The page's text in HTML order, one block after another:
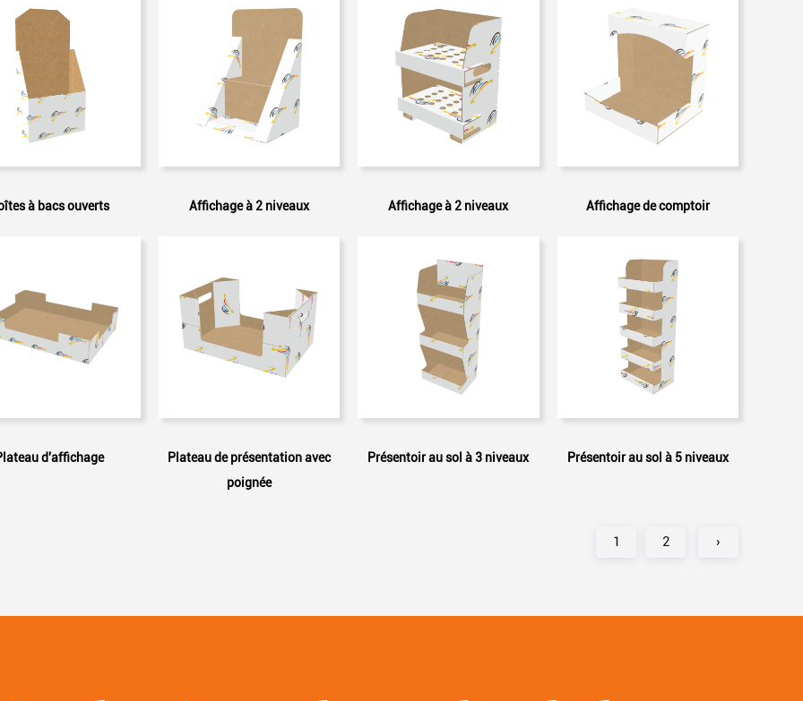
à bacs ouverts Affichage à 2 niveaux Affichage à 2 niveaux Affichage de comptoir
d'affichage
Plateau de présentation avec
poignée
Présentoir au sol à 3 niveaux Présentoir au sol à 5 ​​niveaux
1 2 ›